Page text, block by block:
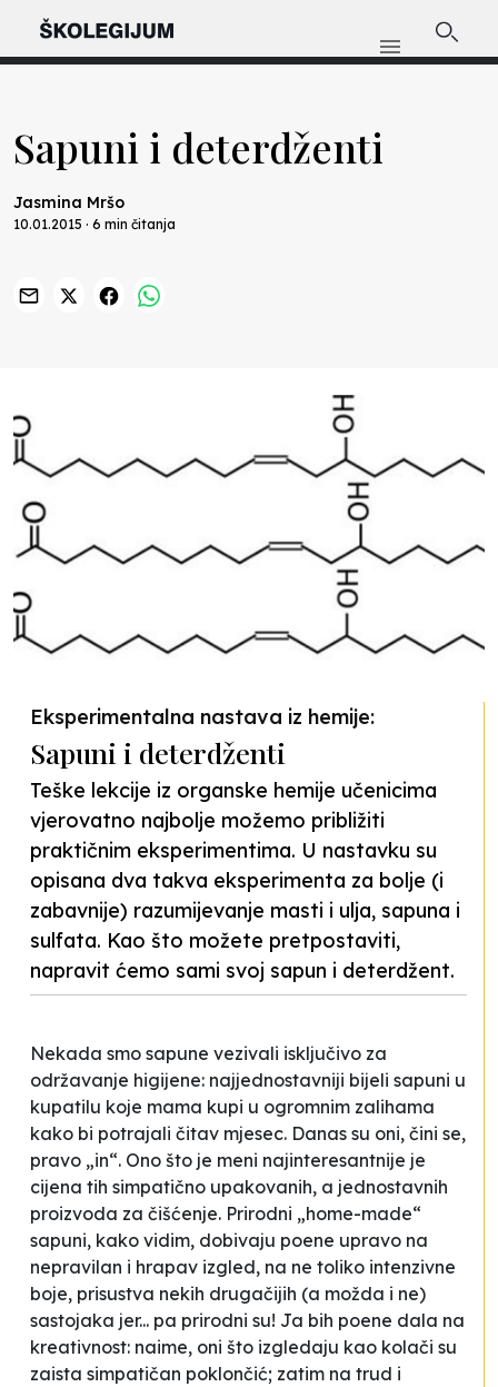
Sapuni i deterdženti
Jasmina Mršo
10.01.2015 · 6 min čitanja
Eksperimentalna nastava iz hemije:
Sapuni i deterdženti
Teške lekcije iz organske hemije učenicima
vjerovatno najbolje možemo približiti
praktičnim eksperimentima. U nastavku su
opisana dva takva eksperimenta za bolje (i
zabavnije) razumijevanje masti i ulja, sapuna i
sulfata. Kao što možete pretpostaviti,
napravit ćemo sami svoj sapun i deterdžent.
Nekada smo sapune vezivali isključivo za
održavanje higijene: najjednostavniji bijeli sapuni u
kupatilu koje mama kupi u ogromnim zalihama
kako bi potrajali čitav mjesec. Danas su oni, čini se,
pravo „in“. Ono što je meni najinteresantnije je
cijena tih simpatično upakovanih, a jednostavnih
proizvoda za čišćenje. Prirodni „home-made“
sapuni, kako vidim, dobivaju poene upravo na
nepravilan i hrapav izgled, na ne toliko intenzivne
boje, prisustva nekih drugačijih (a možda i ne)
sastojaka jer... pa prirodni su! Ja bih poene dala na
kreativnost: naime, oni što izgledaju kao kolači su
zaista simpatičan poklončić; zatim na trud i